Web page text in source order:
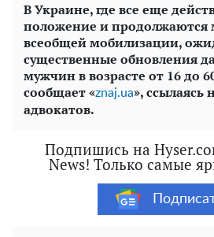
В Украине, где все еще
положение и продолжаются
всеобщей мобилизации,
существенные обновления
мужчин в возрасте от 16 до
сообщает «znaj.ua», ссылаясь
адвокатов.
Подпишись на
News! Только самые